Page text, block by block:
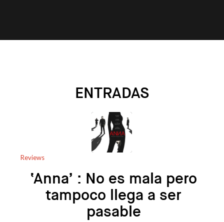
ENTRADAS
Reviews
‘Anna’ : No es mala pero
tampoco llega a ser
pasable